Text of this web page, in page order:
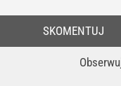
SKOMENTUJ